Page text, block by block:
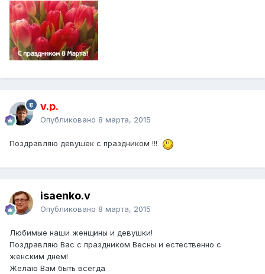
v.p.
Опубликовано 8 марта, 2015
Поздравляю девушек с праздником !!!
isaenko.v
Опубликовано 8 марта, 2015
Любимые наши женщины и девушки!
Поздравляю Вас с праздником Весны и естественно с
женским днем!
Желаю Вам быть всегда